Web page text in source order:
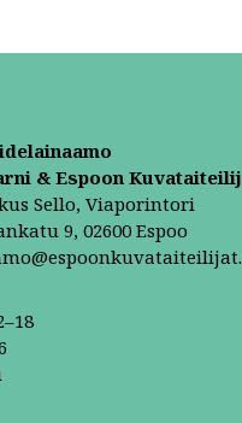
& Espoon
Sello, Viaporintori
9, 02600 Espoo